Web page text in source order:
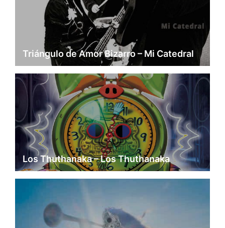
Triángulo de Amor Bizarro – Mi Catedral
Los Thuthanaka – Los Thuthanaka